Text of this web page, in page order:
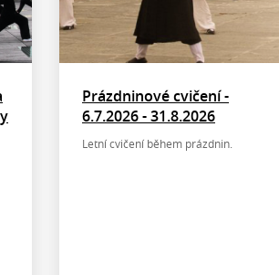
Prázdninové cvičení -
6.7.2026 - 31.8.2026
Letní cvičení během prázdnin.